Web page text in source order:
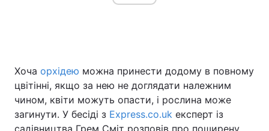
Хоча орхідею можна принести додому в повному
цвітінні, якщо за нею не доглядати належним
чином, квіти можуть опасти, і рослина може
загинути. У бесіді з Express.co.uk експерт із
садівництва Грем Сміт розповів про поширену